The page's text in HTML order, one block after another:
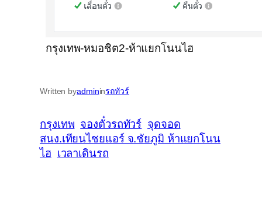
กรุงเทพ-หมอชิต2-ห้าแยกโนนไฮ
Written byadmininรถทัวร์
กรุงเทพ จองตั๋วรถทัวร์ จุดจอด
สนง.เทียนไชยแอร์ จ.ชัยภูมิ ห้าแยกโนน
ไฮ เวลาเดินรถ